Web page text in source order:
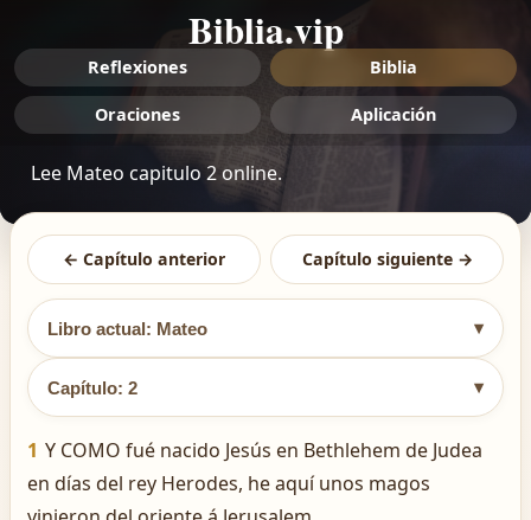
Biblia.vip
Reflexiones Biblia
Oraciones Aplicación
Lee Mateo capitulo 2 online.
← Capítulo anterior Capítulo siguiente →
Libro actual: Mateo ▾
Capítulo: 2 ▾
1 Y COMO fué nacido Jesús en Bethlehem de Judea
en días del rey Herodes, he aquí unos magos